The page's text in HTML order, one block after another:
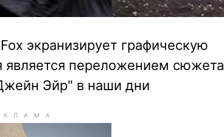
экранизирует графическую
является переложением сюжета
Эйр" в наши дни